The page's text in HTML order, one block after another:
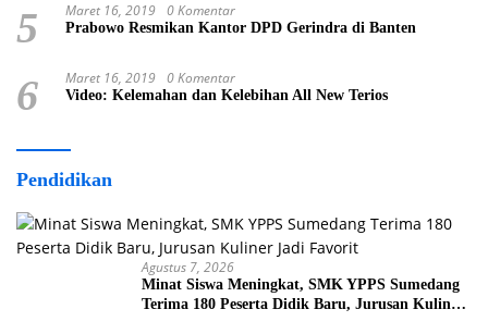
5 Maret 16, 2019 0 Komentar
Prabowo Resmikan Kantor DPD Gerindra di Banten
6 Maret 16, 2019 0 Komentar
Video: Kelemahan dan Kelebihan All New Terios
Pendidikan
Agustus 7, 2026
Minat Siswa Meningkat, SMK YPPS Sumedang
Terima 180 Peserta Didik Baru, Jurusan Kuliner